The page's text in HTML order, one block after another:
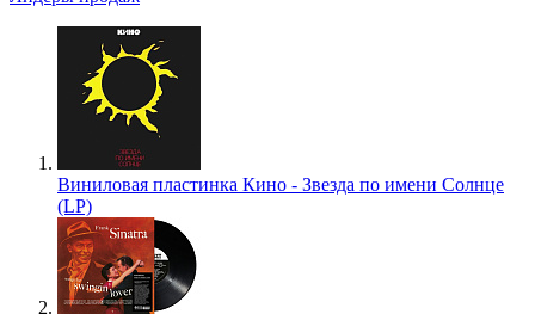
Виниловая пластинка Кино - Звезда по имени Солнце
(LP)